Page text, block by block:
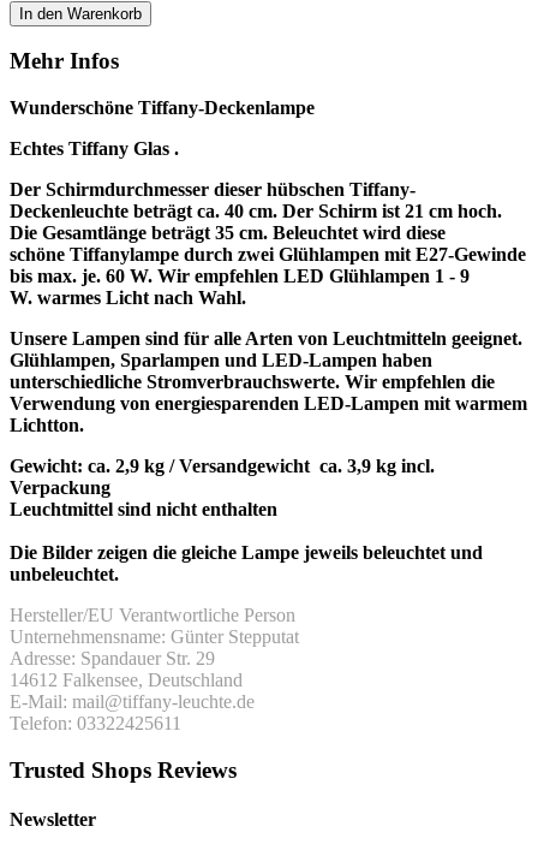
In den Warenkorb
Mehr Infos
Wunderschöne Tiffany-Deckenlampe
Echtes Tiffany Glas .
Der Schirmdurchmesser dieser hübschen Tiffany-
Deckenleuchte beträgt ca. 40 cm. Der Schirm ist 21 cm hoch.
Die Gesamtlänge beträgt 35 cm. Beleuchtet wird diese
schöne Tiffanylampe durch zwei Glühlampen mit E27-Gewinde
bis max. je. 60 W. Wir empfehlen LED Glühlampen 1 - 9
W. warmes Licht nach Wahl.
Unsere Lampen sind für alle Arten von Leuchtmitteln geeignet.
Glühlampen, Sparlampen und LED-Lampen haben
unterschiedliche Stromverbrauchswerte. Wir empfehlen die
Verwendung von energiesparenden LED-Lampen mit warmem
Lichtton.
Gewicht: ca. 2,9 kg / Versandgewicht ca. 3,9 kg incl.
Verpackung
Leuchtmittel sind nicht enthalten
Die Bilder zeigen die gleiche Lampe jeweils beleuchtet und
unbeleuchtet.
Hersteller/EU Verantwortliche Person
Unternehmensname: Günter Stepputat
Adresse: Spandauer Str. 29
14612 Falkensee, Deutschland
E-Mail: mail@tiffany-leuchte.de
Telefon: 03322425611
Trusted Shops Reviews
Newsletter